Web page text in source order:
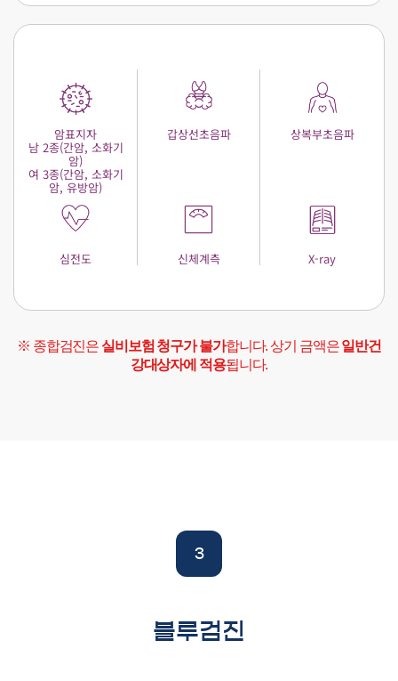
암표지자
남 2종(간암, 소화기
암)
여 3종(간암, 소화기
암, 유방암)
갑상선초음파 상복부초음파
심전도 신체계측 X-ray
※ 종합검진은 실비보험 청구가 불가합니다. 상기 금액은일반건
강대상자에 적용됩니다.
3
블루검진